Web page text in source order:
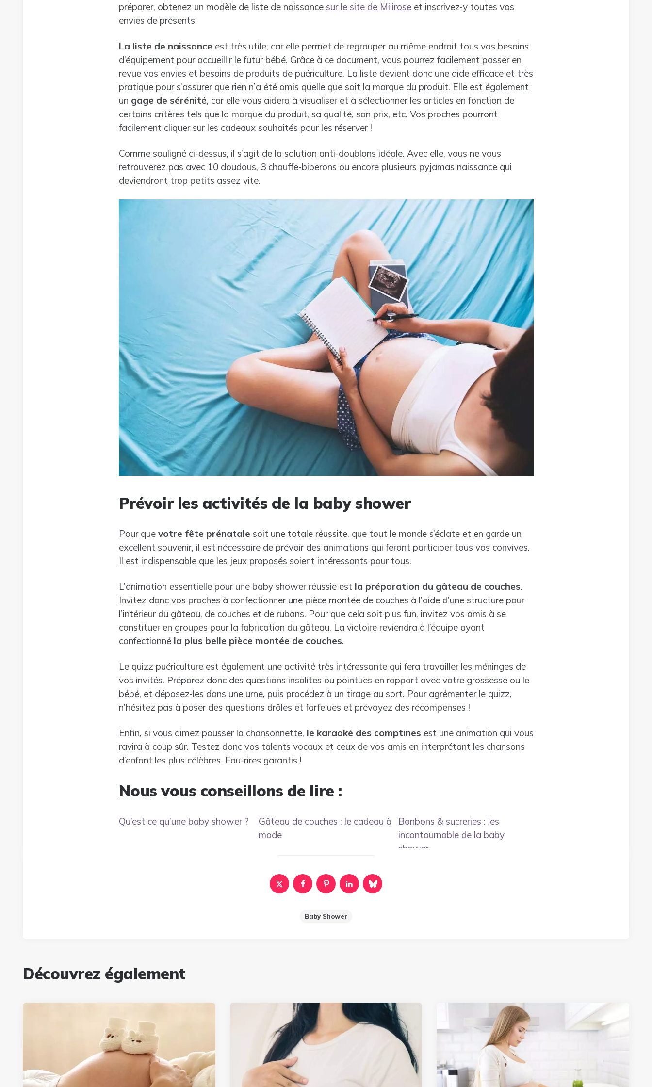
préparer, obtenez un modèle de liste de naissance sur le site de Miliroseet inscrivez-y toutes vos
envies de présents.
La liste de naissance est très utile, car elle permet de regrouper au même endroit tous vos besoins
d’équipement pour accueillir le futur bébé. Grâce à ce document, vous pourrez facilement passer en
revue vos envies et besoins de produits de puériculture. La liste devient donc une aide efficace et très
pratique pour s’assurer que rien n’a été omis quelle que soit la marque du produit. Elle est également
un gage de sérénité, car elle vous aidera à visualiser et à sélectionner les articles en fonction de
certains critères tels que la marque du produit, sa qualité, son prix, etc. Vos proches pourront
facilement cliquer sur les cadeaux souhaités pour les réserver !
Comme souligné ci-dessus, il s’agit de la solution anti-doublons idéale. Avec elle, vous ne vous
retrouverez pas avec 10 doudous, 3 chauffe-biberons ou encore plusieurs pyjamas naissance qui
deviendront trop petits assez vite.
Prévoir les activités de la baby shower
Pour que votre fête prénatale soit une totale réussite, que tout le monde s’éclate et en garde un
excellent souvenir, il est nécessaire de prévoir des animations qui feront participer tous vos convives.
Il est indispensable que les jeux proposés soient intéressants pour tous.
L’animation essentielle pour une baby shower réussie est la préparation du gâteau de couches.
Invitez donc vos proches à confectionner une pièce montée de couches à l’aide d’une structure pour
l’intérieur du gâteau, de couches et de rubans. Pour que cela soit plus fun, invitez vos amis à se
constituer en groupes pour la fabrication du gâteau. La victoire reviendra à l’équipe ayant
confectionné la plus belle pièce montée de couches.
Le quizz puériculture est également une activité très intéressante qui fera travailler les méninges de
vos invités. Préparez donc des questions insolites ou pointues en rapport avec votre grossesse ou le
bébé, et déposez-les dans une urne, puis procédez à un tirage au sort. Pour agrémenter le quizz,
n’hésitez pas à poser des questions drôles et farfelues et prévoyez des récompenses !
Enfin, si vous aimez pousser la chansonnette, le karaoké des comptines est une animation qui vous
ravira à coup sûr. Testez donc vos talents vocaux et ceux de vos amis en interprétant les chansons
d’enfant les plus célèbres. Fou-rires garantis !
Nous vous conseillons de lire :
Qu’est ce qu’une baby shower ?
Gâteau de couches : le cadeau à
mode
Bonbons & sucreries : les
incontournable de la baby
shower
Baby Shower
Découvrez également